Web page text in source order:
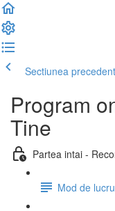
Sectiunea
Program
Tine
Partea intai -
Mod de